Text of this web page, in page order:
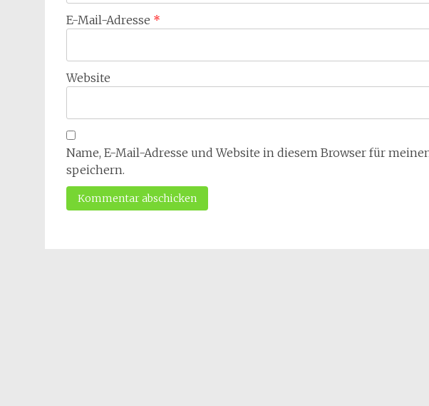
E-Mail-Adresse *
Website
Name, E-Mail-Adresse und Website in diesem Browser für
speichern.